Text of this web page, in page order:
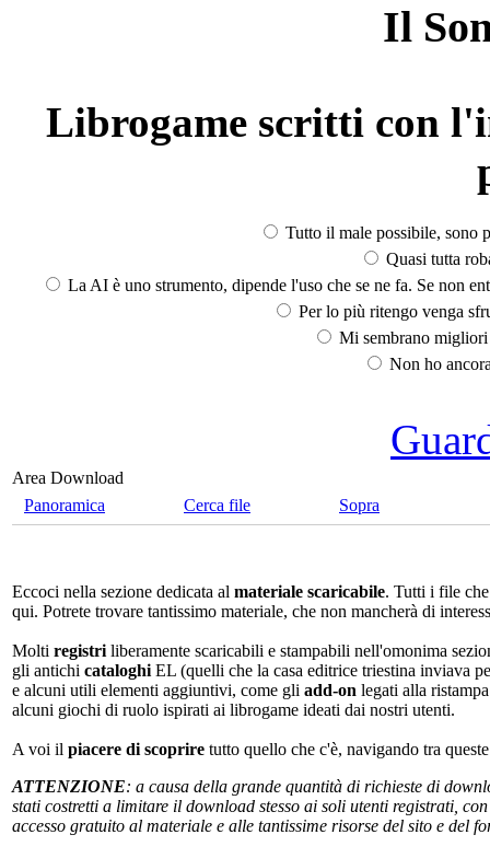
Il
Librogame scritti con
Tutto il male possibile, sono
Quasi tutta
La AI è uno strumento, dipende l'uso che se ne fa. Se non
Per lo più ritengo venga
Mi sembrano
Non ho
Area Download
Panoramica
Cerca file Sopra
Eccoci nella sezione dedicata al materiale scaricabile. Tutti i file
qui. Potrete trovare tantissimo materiale, che non mancherà di
Molti registri liberamente scaricabili e stampabili nell'omonima
gli antichi cataloghi EL (quelli che la casa editrice triestina inviava
e alcuni utili elementi aggiuntivi, come gli add-on legati alla
alcuni giochi di ruolo ispirati ai librogame ideati dai nostri utenti.
A voi il piacere di scoprire tutto quello che c'è, navigando tra
ATTENZIONE: a causa della grande quantità di richieste di
stati costretti a limitare il download stesso ai soli utenti registrati,
accesso gratuito al materiale e alle tantissime risorse del sito e